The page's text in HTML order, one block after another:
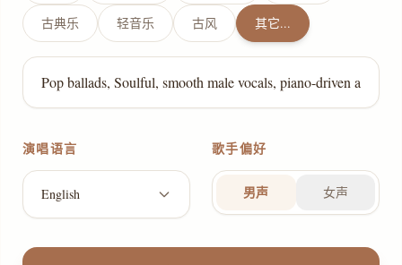
古典乐 轻音乐 古风 其它...
演唱语言
English
歌手偏好
男声 女声